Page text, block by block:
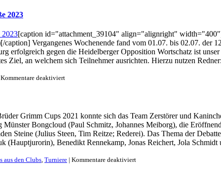
2023
[caption id="attachment_39104" align="alignright"
Vergangenes Wochenende fand vom 01.07. bis 02.07. der
erfolgreich gegen die Heidelberger Opposition Wortschatz ist
Ziel, an welchem sich Teilnehmer ausrichten. Hierzu nutzen
Kommentare deaktiviertfür
–
Die
Meister
der
äh
Späße
Grimm Cups 2021 konnte sich das Team Zerstörer und
Münster Bongcloud (Paul Schmitz, Johannes Meiborg), die
Steine (Julius Steen, Tim Reitze; Rederei). Das Thema der
(Hauptjurorin), Benedikt Rennekamp, Jonas Reichert, Jola
aus den Clubs, Turniere | Kommentare deaktiviertfür